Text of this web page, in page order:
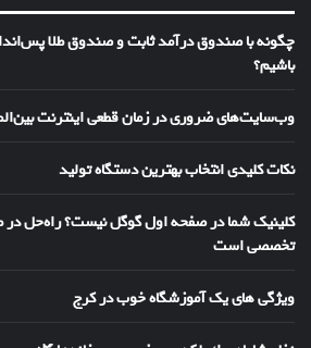
چگونه با صندوق درآمد ثابت و صندوق طلا
باشیم؟
وب‌سایت‌های ضروری در زمان قطعی اینترنت
نکات کلیدی انتخاب بهترین دستگاه تولید
کلینیک شما در صفحه اول گوگل نیست؟ راه‌حل
تخصصی است
ویژگی های یک آموزشگاه خوب در کرج